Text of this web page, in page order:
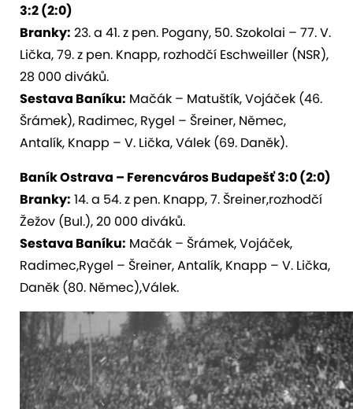
3:2 (2:0)
Branky: 23. a 41. z pen. Pogany, 50. Szokolai – 77. V.
Lička, 79. z pen. Knapp, rozhodčí Eschweiller (NSR),
28 000 diváků.
Sestava Baníku: Mačák – Matuštík, Vojáček (46.
Šrámek), Radimec, Rygel – Šreiner, Němec,
Antalík, Knapp – V. Lička, Válek (69. Daněk).
Baník Ostrava – Ferencváros Budapešť 3:0 (2:0)
Branky: 14. a 54. z pen. Knapp, 7. Šreiner,rozhodčí
Žežov (Bul.), 20 000 diváků.
Sestava Baníku: Mačák – Šrámek, Vojáček,
Radimec,Rygel – Šreiner, Antalík, Knapp – V. Lička,
Daněk (80. Němec),Válek.